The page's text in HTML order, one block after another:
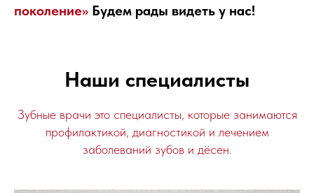
поколение» Будем рады видеть у нас!
Наши специалисты
Зубные врачи это специалисты, которые занимаются
профилактикой, диагностикой и лечением
заболеваний зубов и дёсен.